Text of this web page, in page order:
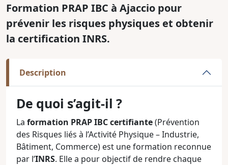
Formation PRAP IBC à Ajaccio pour
prévenir les risques physiques et obtenir
la certification INRS.
Description
De quoi s’agit-il ?
La formation PRAP IBC certifiante(Prévention
des Risques liés à l’Activité Physique – Industrie,
Bâtiment, Commerce) est une formation reconnue
par l’INRS. Elle a pour objectif de rendre chaque